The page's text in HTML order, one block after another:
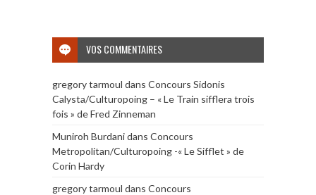
VOS COMMENTAIRES
gregory tarmoul dans Concours Sidonis
Calysta/Culturopoing – « Le Train sifflera trois
fois » de Fred Zinneman
Muniroh Burdanidans Concours
Metropolitan/Culturopoing -« Le Sifflet » de
Corin Hardy
gregory tarmoul dans Concours